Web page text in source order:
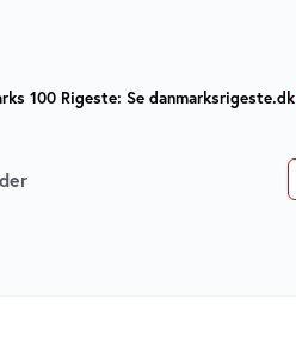
100 Rigeste: Se danmarksrigeste.dk